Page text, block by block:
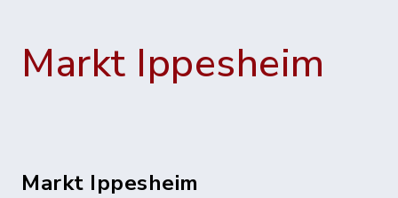
Markt Ippesheim
Markt Ippesheim